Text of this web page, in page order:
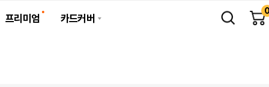
프리미엄 카드커버